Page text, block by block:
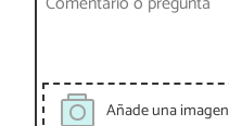
Añade una imagen